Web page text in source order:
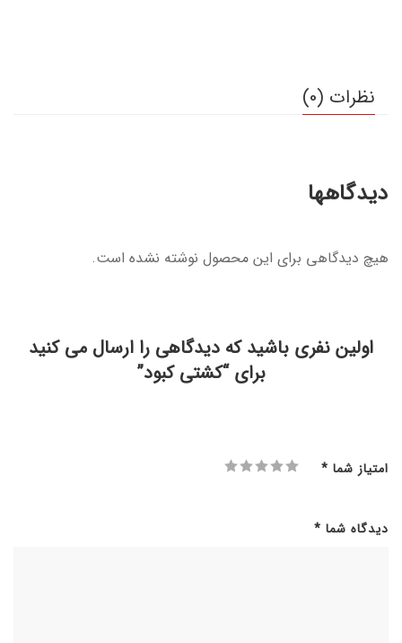
نظرات (0)
دیدگاهها
هیچ دیدگاهی برای این محصول نوشته نشده است.
اولین نفری باشید که دیدگاهی را ارسال می کنید
برای “کشتی کبود”
امتیاز شما *
دیدگاه شما *